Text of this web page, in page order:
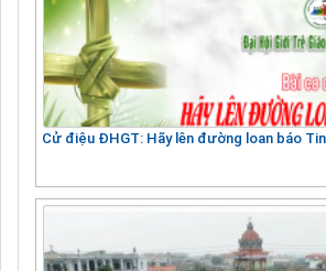
Cử điệu ĐHGT: Hãy lên đường loan báo